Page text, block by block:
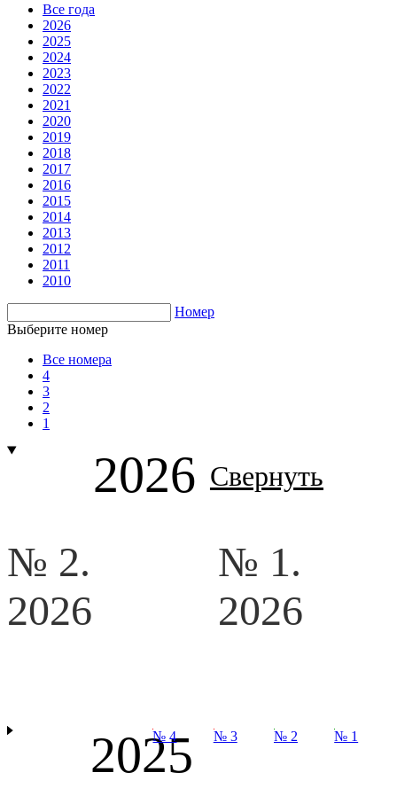
Все года
2026
2025
2024
2023
2022
2021
2020
2019
2018
2017
2016
2015
2014
2013
2012
2011
2010
Номер
Выберите номер
Все номера
4
3
2
1
2026 Свернуть
№ 2.
2026
№ 1.
2026
2025
№ 4 № 3 № 2 № 1